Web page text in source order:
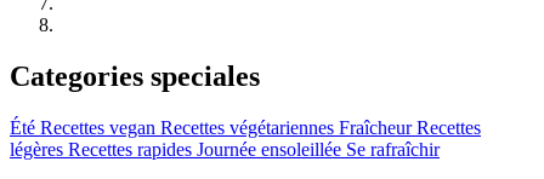
Categories speciales
Été Recettes vegan Recettes végétariennes Fraîcheur Recettes
légères Recettes rapides Journée ensoleillée Se rafraîchir